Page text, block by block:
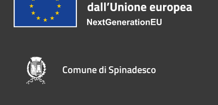
Comune di Spinadesco